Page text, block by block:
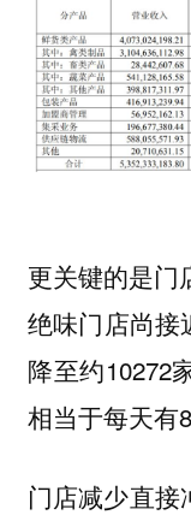
更关键的是门
绝味门店尚接
降至约10272
相当于每天有
门店减少直